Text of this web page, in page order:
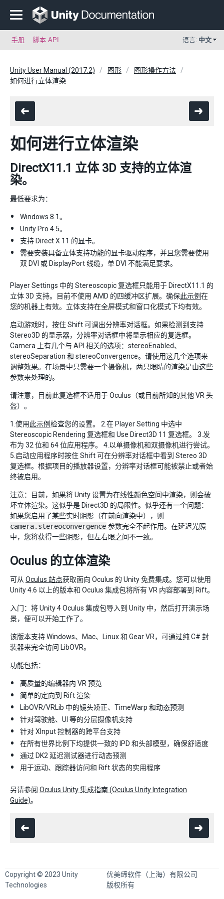
手册 脚本 API 语言: 中文
Unity User Manual (2017.2) 图形
图形操作方法
如何进行立体渲染
如何进行立体渲染
DirectX11.1 立体 3D 支持的立体渲
染。
最低要求为：
Windows 8.1。
Unity Pro 4.5。
支持 Direct X 11 的显卡。
需要安装具备立体支持功能的显卡驱动程序，并且您需要使用
双 DVI 或 DisplayPort 线缆，单 DVI 不能满足要求。
Player Settings 中的 Stereoscopic 复选框只能用于 DirectX11.1 的
立体 3D 支持。目前不使用 AMD 的四缓冲区扩展。确保此示例在
您的机器上有效。立体支持在全屏模式和窗口化模式下均有效。
启动游戏时，按住 Shift 可调出分辨率对话框。如果检测到支持
Stereo3D 的显示器，分辨率对话框中将显示相应的复选框。
Camera 上有几个与 API 相关的选项：stereoEnabled、
stereoSeparation 和 stereoConvergence。请使用这几个选项来
调整效果。在场景中只需要一个摄像机，两只眼睛的渲染是由这些
参数来处理的。
请注意，目前此复选框不适用于 Oculus（或目前所知的其他 VR 头
盔）。
1.使用此示例检查您的设置。 2.在 Player Setting 中选中
Stereoscopic Rendering 复选框和 Use Direct3D 11 复选框。 3.发
布为 32 位和 64 位应用程序。 4.以单摄像机和双摄像机进行尝试。
5.启动应用程序时按住 Shift 可在分辨率对话框中看到 Stereo 3D
复选框。根据项目的播放器设置，分辨率对话框可能被禁止或者始
终被启用。
注意：目前，如果将 Unity 设置为在线性颜色空间中渲染，则会破
坏立体渲染。这似乎是 Direct3D 的局限性。似乎还有一个问题：
如果您启用了某些实时阴影（在前向渲染中），则
camera.stereoconvergence 参数完全不起作用。在延迟光照
中，您将获得一些阴影，但左右眼之间不一致。
Oculus 的立体渲染
可从 Oculus 站点获取面向 Oculus 的 Unity 免费集成。您可以使用
Unity 4.6 以上的版本和 Oculus 集成包将所有 VR 内容部署到 Rift。
入门：将 Unity 4 Oculus 集成包导入到 Unity 中，然后打开演示场
景，便可以开始工作了。
该版本支持 Windows、Mac、Linux 和 Gear VR，可通过纯 C# 封
装器来完全访问 LibOVR。
功能包括：
高质量的编辑器内 VR 预览
简单的定向到 Rift 渲染
LibOVR/VRLib 中的镜头矫正、TimeWarp 和动态预测
针对驾驶舱、UI 等的分层摄像机支持
针对 XInput 控制器的跨平台支持
在所有世界比例下均提供一致的 IPD 和头部模型，确保舒适度
通过 DK2 延迟测试器进行动态预测
用于运动、跟踪器访问和 Rift 状态的实用程序
另请参阅 Oculus Unity 集成指南 (Oculus Unity Integration
Guide)。
Copyright © 2023 Unity
Technologies
优美缔软件（上海）有限公司
版权所有